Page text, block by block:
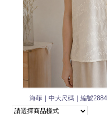
海菲｜中大尺碼｜編號